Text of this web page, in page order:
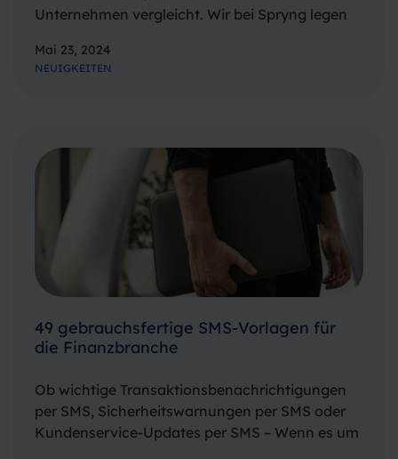
Unternehmen vergleicht. Wir bei Spryng legen
„What you see, is what you get!“. In diesem
Mai 23, 2024
NEUIGKEITEN
49 gebrauchsfertige SMS-Vorlagen für
die Finanzbranche
Ob wichtige Transaktionsbenachrichtigungen
per SMS, Sicherheitswarnungen per SMS oder
Kundenservice-Updates per SMS – Wenn es um